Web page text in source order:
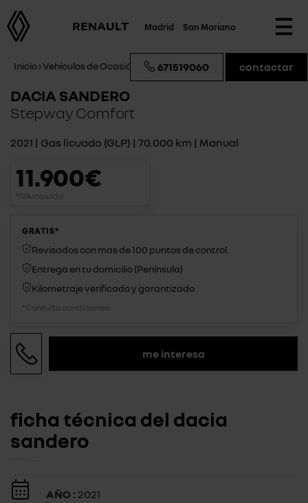
RENAULT Madrid San Mariano
Inicio›Vehículos de Ocasión Dacia Sandero Stepway Comfort
671519060 contactar
DACIA SANDERO
Stepway Comfort
2021 | Gas licuado (GLP) | 70.000 km | Manual
11.900€
*IVA incluido
GRATIS*
Revisados con mas de 100 puntos de control.
Entrega en tu domicilio (Península)
Kilometraje verificado y garantizado
*Consulta condiciones.
me interesa
ficha técnica del dacia
sandero
AÑO : 2021